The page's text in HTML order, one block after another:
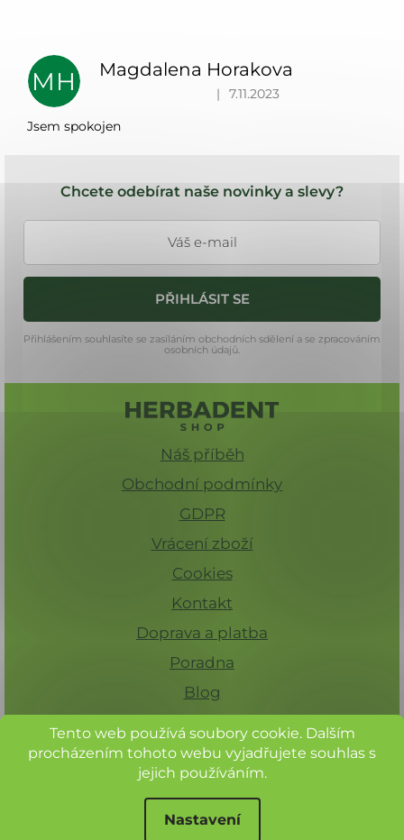
Tento web používá soubory cookie. Dalším
procházením tohoto webu vyjadřujete souhlas s
jejich používáním.
Nastavení
hvězdiček.
p
i
h
c
n
MH Magdalena Horakova
Hodnocení produktu je 5 z 5 hvězdiček.
|
7.11.2023
Jsem spokojen
Chcete odebírat naše novinky a slevy?
PŘIHLÁSIT SE
Přihlášením souhlasíte se zasíláním obchodních sdělení a se zpracováním
osobních údajů.
Náš příběh
Obchodní podmínky
GDPR
Vrácení zboží
Cookies
Kontakt
Doprava a platba
Poradna
Blog